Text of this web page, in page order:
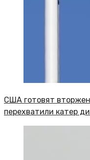
США готовят
перехватили катер